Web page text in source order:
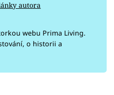
autora
webu Prima Living.
o historii a